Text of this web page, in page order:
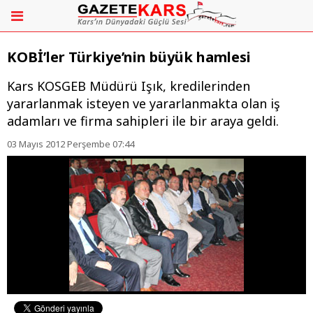
KOBİ’ler Türkiye’nin büyük hamlesi
Kars KOSGEB Müdürü Işık, kredilerinden
yararlanmak isteyen ve yararlanmakta olan iş
adamları ve firma sahipleri ile bir araya geldi.
03 Mayıs 2012 Perşembe 07:44